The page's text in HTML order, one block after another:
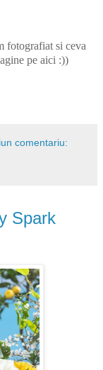
fotografiat si ceva
pe aici :))
comentariu:
Spark